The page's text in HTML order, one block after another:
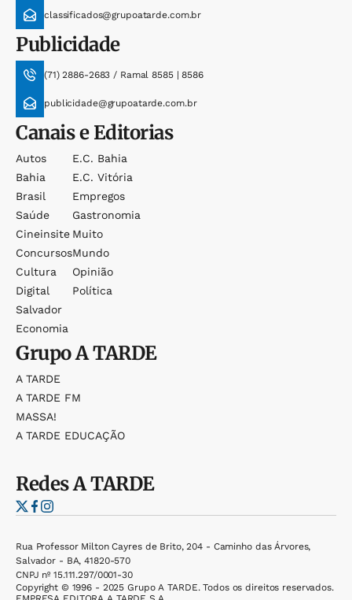
classificados@grupoatarde.com.br
Publicidade
(71) 2886-2683 / Ramal 8585 | 8586
publicidade@grupoatarde.com.br
Canais e Editorias
Autos
Bahia
Brasil
Saúde
Cineinsite
Concursos
Cultura
Digital
Salvador
Economia
E.c. Bahia
E.c. Vitória
Empregos
Gastronomia
Muito
Mundo
Opinião
Política
GrupoA TARDE
A TARDE
A TARDE FM
MASSA!
A TARDE EDUCAÇÃO
RedesA TARDE
Rua Professor Milton Cayres de Brito, 204 - Caminho das Árvores,
Salvador - BA, 41820-570
CNPJ nº 15.111.297/0001-30
Copyright © 1996 - 2025 Grupo A TARDE. Todos os direitos reservados.